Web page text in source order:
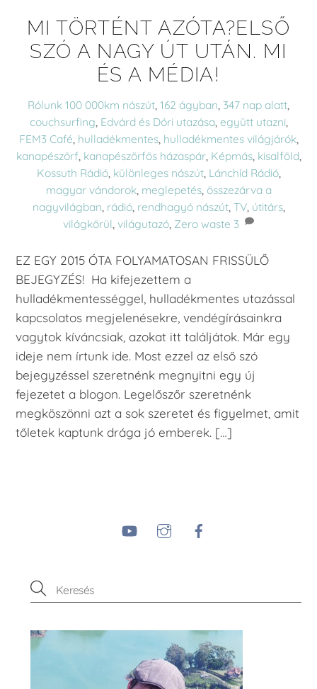
MI TÖRTÉNT AZÓTA?ELSŐ
SZÓ A NAGY ÚT UTÁN. MI
ÉS A MÉDIA!
Rólunk 100 000km nászút 162 ágyban 347 nap alatt
couchsurfing Edvárd és Dóri utazása, együtt utazni
FEM3 Café hulladékmentes, hulladékmentes világjárók,
kanapészörf kanapészörfös házaspár, Képmás, kisalföld,
Kossuth Rádió, különleges nászút, Lánchíd Rádió,
magyar vándorok, meglepetés, összezárva a
nagyvilágban rádió, rendhagyó nászút, TV, útitárs,
világkörül ,világutazó Zero waste 3
EZ EGY 2015 ÓTA FOLYAMATOSAN FRISSÜLŐ
BEJEGYZÉS! Ha kifejezettem a
hulladékmentességgel, hulladékmentes utazással
kapcsolatos megjelenésekre, vendégírásainkra
vagytok kíváncsiak, azokat itt találjátok. Már egy
ideje nem írtunk ide. Most ezzel az első szó
bejegyzéssel szeretnénk megnyitni egy új
fejezetet a blogon. Legelőszőr szeretnénk
megköszönni azt a sok szeretet és figyelmet, amit
tőletek kaptunk drága jó emberek. […]
YouTube Instagram